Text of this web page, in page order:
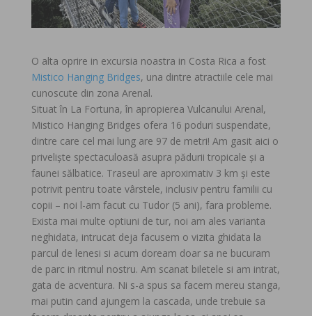
O alta oprire in excursia noastra in Costa Rica a fost
Mistico Hanging Bridges, una dintre atractiile cele mai
cunoscute din zona Arenal.
Situat în La Fortuna, în apropierea Vulcanului Arenal,
Mistico Hanging Bridges ofera 16 poduri suspendate,
dintre care cel mai lung are 97 de metri! Am gasit aici o
priveliște spectaculoasă asupra pădurii tropicale și a
faunei sălbatice. Traseul are aproximativ 3 km și este
potrivit pentru toate vârstele, inclusiv pentru familii cu
copii – noi l-am facut cu Tudor (5 ani), fara probleme.
Exista mai multe optiuni de tur, noi am ales varianta
neghidata, intrucat deja facusem o vizita ghidata la
parcul de lenesi si acum doream doar sa ne bucuram
de parc in ritmul nostru. Am scanat biletele si am intrat,
gata de acventura. Ni s-a spus sa facem mereu stanga,
mai putin cand ajungem la cascada, unde trebuie sa